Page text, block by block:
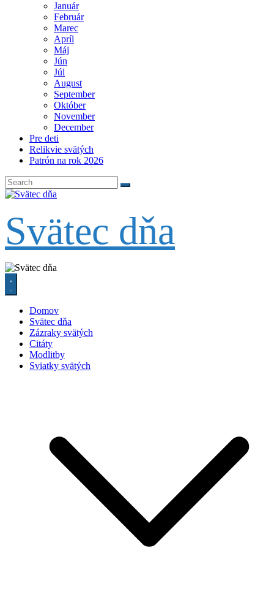
Január
Február
Marec
Apríl
Máj
Jún
Júl
August
September
Október
November
December
Pre deti
Relikvie svätých
Patrón na rok 2026
Svätec dňa
Domov
Svätec dňa
Zázraky svätých
Citáty
Modlitby
Sviatky svätých